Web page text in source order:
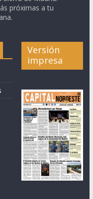
próximas a tu
Versión
impresa